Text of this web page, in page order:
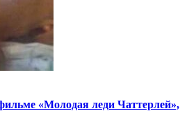
«Молодая леди Чаттерлей»,